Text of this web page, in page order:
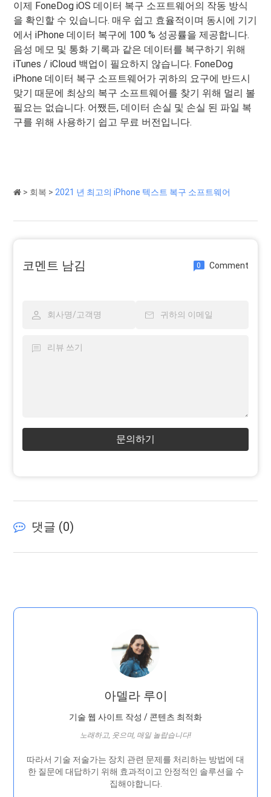
이제 FoneDog iOS 데이터 복구 소프트웨어의 작동 방식
을 확인할 수 있습니다. 매우 쉽고 효율적이며 동시에 기기
에서 iPhone 데이터 복구에 100 % 성공률을 제공합니다.
음성 메모 및 통화 기록과 같은 데이터를 복구하기 위해
iTunes / iCloud 백업이 필요하지 않습니다. FoneDog
iPhone 데이터 복구 소프트웨어가 귀하의 요구에 반드시
맞기 때문에 최상의 복구 소프트웨어를 찾기 위해 멀리 볼
필요는 없습니다. 어쨌든, 데이터 손실 및 손실 된 파일 복
구를 위해 사용하기 쉽고 무료 버전입니다.
> 회복 >2021 년 최고의 iPhone 텍스트 복구 소프트웨어
코멘트 남김 0 Comment
문의하기
댓글 (0)
아델라 루이
기술 웹 사이트 작성 / 콘텐츠 최적화
노래하고, 웃으며, 매일 놀랍습니다!
따라서 기술 저술가는 장치 관련 문제를 처리하는 방법에 대
한 질문에 대답하기 위해 효과적이고 안정적인 솔루션을 수
집해야합니다.